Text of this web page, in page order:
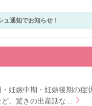
通知でお知らせ！
妊娠中期・妊娠後期の症
ど、驚きの出産話な…